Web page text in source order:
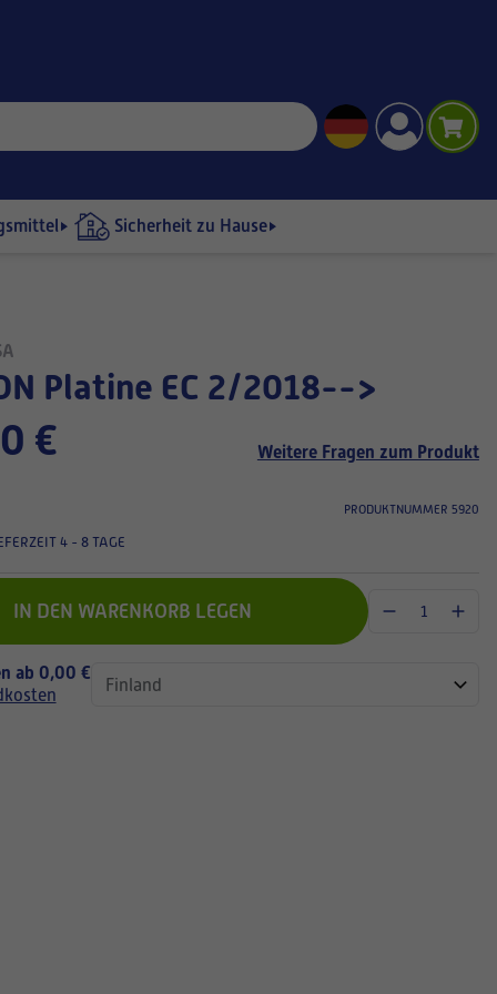
Sicherheit zu Hause
Platine EC 2/2018-->
€ Weitere Fragen zum Produkt
PRODUKTNUMMER 5920
4 - 8 TAGE
IN DEN WARENKORB LEGEN
ab 0,00 €